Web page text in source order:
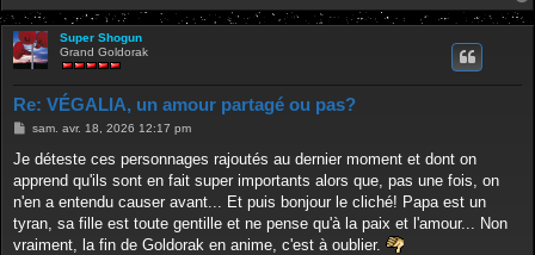
Super Shogun
Grand Goldorak
Re: VÉGALIA, un amour partagé ou pas?
M
s
a
g
sam. avr. 18, 2026 12:17 pm
Je déteste ces personnages rajoutés au dernier moment et dont on
apprend qu'ils sont en fait super importants alors que, pas une fois, on
n'en a entendu causer avant... Et puis bonjour le cliché! Papa est un
tyran, sa fille est toute gentille et ne pense qu'à la paix et l'amour... Non
vraiment, la fin de Goldorak en anime, c'est à oublier.